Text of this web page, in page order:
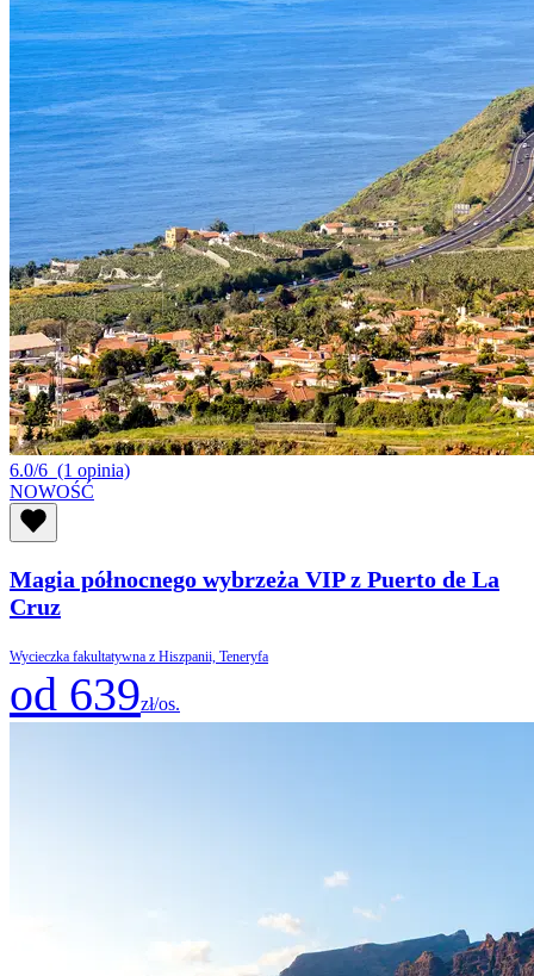
6.0/6 (1 opinia)
NOWOŚĆ
Magia północnego wybrzeża VIP z Puerto de La
Cruz
Wycieczka fakultatywna z Hiszpanii, Teneryfa
od 639zł/os.